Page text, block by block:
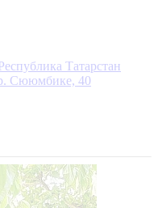
Татарстан
Сююмбике, 40